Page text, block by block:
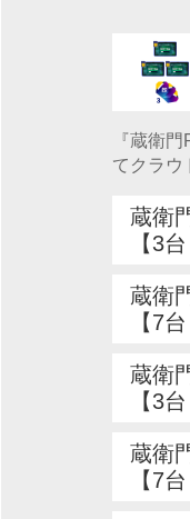
『蔵衛
てクラウ
蔵衛
【3
蔵衛
【7
蔵衛
【3
蔵衛
【7